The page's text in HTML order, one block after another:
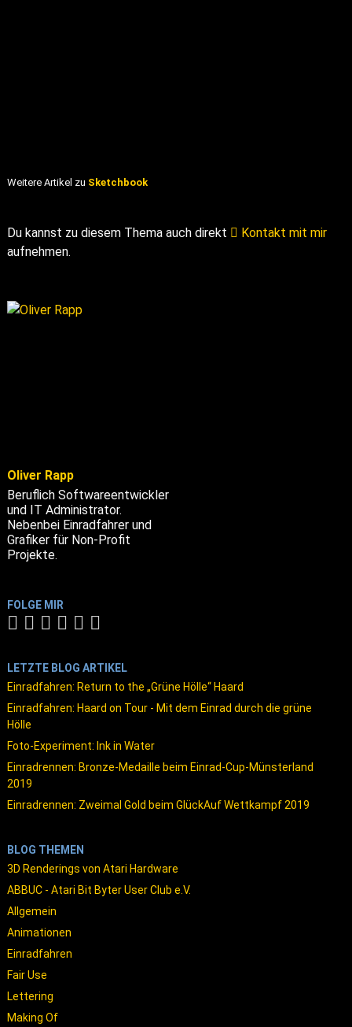
Weitere Artikel zu Sketchbook
Du kannst zu diesem Thema auch direkt
Kontakt mit mir
aufnehmen.
Oliver Rapp
Beruflich Softwareentwickler
und IT Administrator.
Nebenbei Einradfahrer und
Grafiker für Non-Profit
Projekte.
FOLGE MIR
LETZTE BLOG ARTIKEL
Einradfahren: Return to the „Grüne Hölle“ Haard
Einradfahren: Haard on Tour - Mit dem Einrad durch die grüne
Hölle
Foto-Experiment: Ink in Water
Einradrennen: Bronze-Medaille beim Einrad-Cup-Münsterland
2019
Einradrennen: Zweimal Gold beim GlückAuf Wettkampf 2019
BLOG THEMEN
3D Renderings von Atari Hardware
ABBUC - Atari Bit Byter User Club e.V.
Allgemein
Animationen
Einradfahren
Fair Use
Lettering
Making Of